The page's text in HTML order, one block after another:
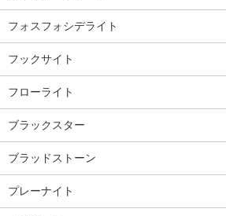
フォスフォシデライト
フックサイト
フローライト
ブラックスター
ブラッドストーン
プレーナイト